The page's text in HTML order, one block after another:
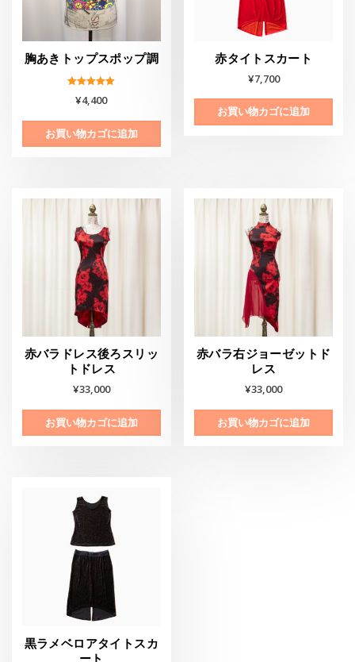
胸あきトップスポップ調
5.00
¥4,400
お買い物カゴに追加
赤タイトスカート
¥7,700
お買い物カゴに追加
赤バラドレス後ろスリッ
トドレス
¥33,000
お買い物カゴに追加
赤バラ右ジョーゼットド
レス
¥33,000
お買い物カゴに追加
黒ラメベロアタイトスカ
ート